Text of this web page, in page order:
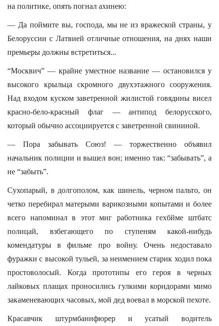
на политике, опять погнал ахинею:
— Да поймите вы, господа, мы не из вражеской страны, у
Белоруссии с Латвией отличные отношения, на днях наши
премьеры должны встретиться...
“Москвич” — крайне уместное название — остановился у
высокого крыльца скромного двухэтажного сооружения.
Над входом куском заветренной жилистой говядины висел
красно-бело-красный флаг — антипод белорусского,
который обычно ассоциируется с заветренной свининой.
— Пора забывать Союз! — торжественно объявил
начальник полиции и вышел вон; именно так: “забывать”, а
не “забыть”.
Сухопарый, в долгополом, как шинель, черном пальто, он
четко перебирал матерыми варикозными копытами и более
всего напоминал в этот миг работника гехбйме штбатс
полицай, взбегающего по ступеням какой-нибудь
комендатуры в фильме про войну. Очень недоставало
фуражки с высокой тульей, за неимением старик ходил пока
простоволосый. Когда прототипы его героя в черных
лайковых плащах проносились гулкими коридорами мимо
закаменевающих часовых, мой дед воевал в морской пехоте.
Красавчик штурмбаннфюрер и усатый водитель